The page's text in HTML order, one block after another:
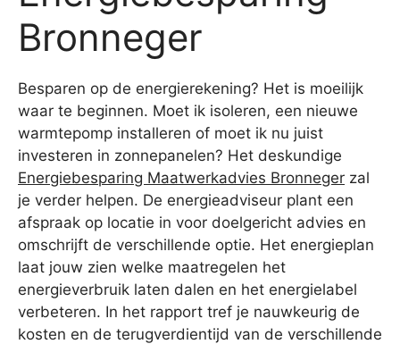
Bronneger
Besparen op de energierekening? Het is moeilijk
waar te beginnen. Moet ik isoleren, een nieuwe
warmtepomp installeren of moet ik nu juist
investeren in zonnepanelen? Het deskundige
Energiebesparing Maatwerkadvies Bronneger zal
je verder helpen. De energieadviseur plant een
afspraak op locatie in voor doelgericht advies en
omschrijft de verschillende optie. Het energieplan
laat jouw zien welke maatregelen het
energieverbruik laten dalen en het energielabel
verbeteren. In het rapport tref je nauwkeurig de
kosten en de terugverdientijd van de verschillende